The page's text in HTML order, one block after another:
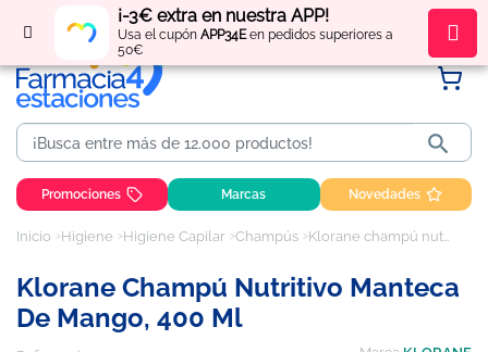
¡-3€ extra en nuestra APP!
Usa el cupón APP34Een pedidos superiores a
50€
Regístratey obténpuntos por tus compras

Promociones Marcas Novedades
Inicio Higiene Higiene Capilar Champús Klorane champú nutritivo manteca de mango, 400 ml
Klorane Champú Nutritivo Manteca
De Mango, 400 Ml